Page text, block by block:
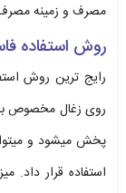
مصرف و زمینه مصرف
روش استفاده
رایج ترین روش
روی زغال مخصوص
پخش میشود و
استفاده قرار داد.